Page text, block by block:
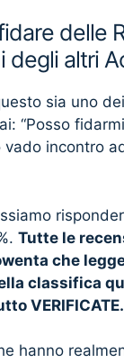
delle
degli altri
sia uno
“Posso
vado incontro
Tutte le
che
classifica
VERIFICATE.
hanno